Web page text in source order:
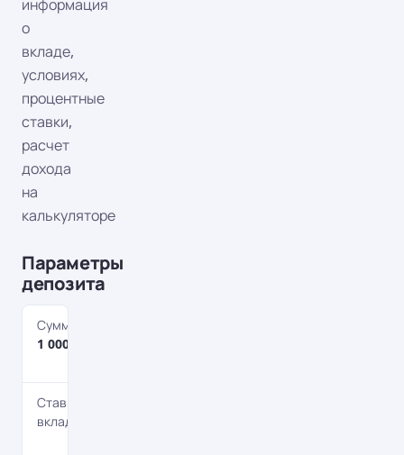
информация
о
вкладе,
условиях,
процентные
ставки,
расчет
дохода
на
калькуляторе
Параметры
депозита
Сумма депозита
1 000 – 3 000 000
Ставка по
вкладу